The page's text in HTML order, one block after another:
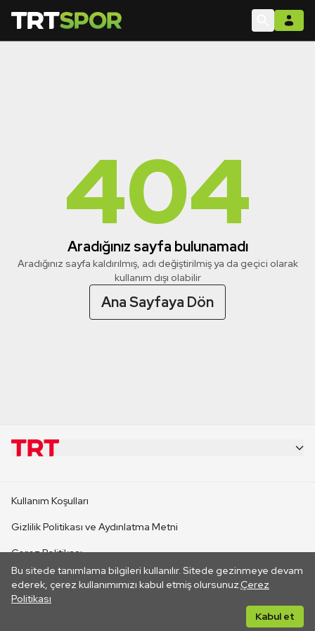
404
Aradığınız sayfa bulunamadı
Aradığınız sayfa kaldırılmış, adı değiştirilmiş ya da geçici olarak
kullanım dışı olabilir
Ana Sayfaya Dön
Bu sitede tanımlama bilgileri kullanılır. Sitede gezinmeye devam
ederek, çerez kullanımımızı kabul etmiş olursunuz.Çerez
Politikası
Kabul et
CANLI YAYINLAR
Kullanım Koşulları
Gizlilik Politikası ve Aydınlatma Metni
Çerez Politikası
İletişim
Her hakkı saklıdır. ©2026 TRT. Bağlantı yoluyla gidilen dış